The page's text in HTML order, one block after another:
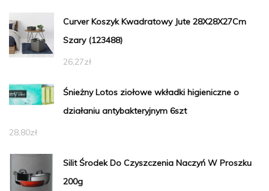
Curver Koszyk Kwadratowy Jute 28X28X27Cm
Szary (123488)
26,27zł
Śnieżny Lotos ziołowe wkładki higieniczne o
działaniu antybakteryjnym 6szt
28,80zł
Silit Środek Do Czyszczenia Naczyń W Proszku
200g